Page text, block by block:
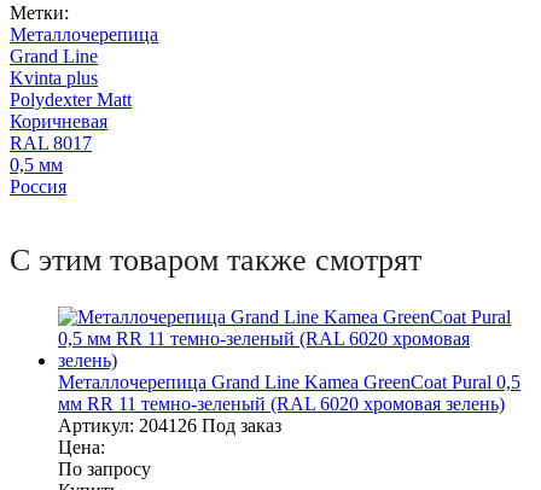
Метки:
Металлочерепица
Grand Line
Kvinta plus
Polydexter Matt
Коричневая
RAL 8017
0,5 мм
Россия
С этим товаром также смотрят
Металлочерепица Grand Line Kamea GreenCoat Pural 0,5
мм RR 11 темно-зеленый (RAL 6020 хромовая зелень)
Артикул: 204126 Под заказ
Цена:
По запросу